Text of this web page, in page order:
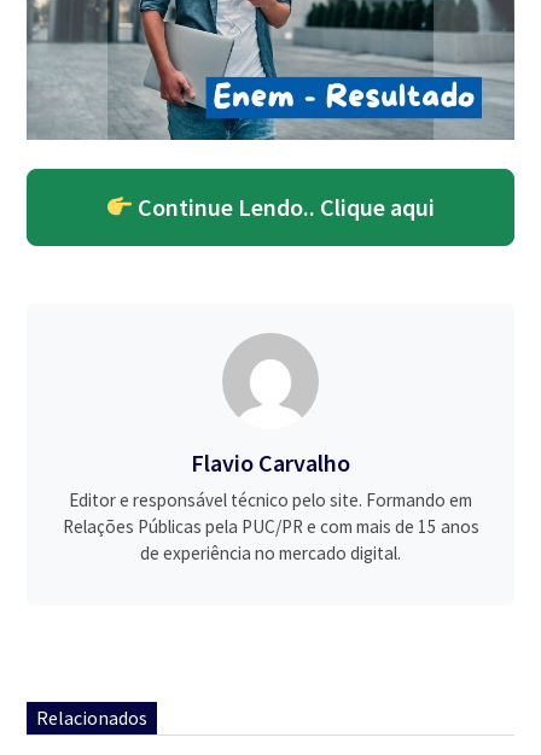
Continue Lendo.. Clique aqui
Flavio Carvalho
Editor e responsável técnico pelo site. Formando em
Relações Públicas pela PUC/PR e com mais de 15 anos
de experiência no mercado digital.
Relacionados